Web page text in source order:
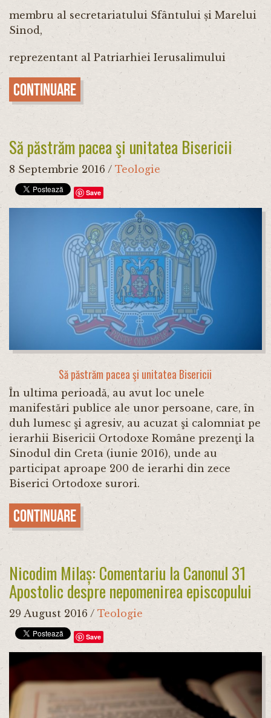
membru al secretariatului Sfântului și Marelui
Sinod,
reprezentant al Patriarhiei Ierusalimului
Continuare
Să păstrăm pacea şi unitatea Bisericii
8 Septembrie 2016 / Teologie
Save
Să păstrăm pacea şi unitatea Bisericii
În ultima perioadă, au avut loc unele
manifestări publice ale unor persoane, care, în
duh lumesc şi agresiv, au acuzat şi calomniat pe
ierarhii Bisericii Ortodoxe Române prezenţi la
Sinodul din Creta (iunie 2016), unde au
participat aproape 200 de ierarhi din zece
Biserici Ortodoxe surori.
Continuare
Nicodim Milaș: Comentariu la Canonul 31
Apostolic despre nepomenirea episcopului
29 August 2016 / Teologie
Save